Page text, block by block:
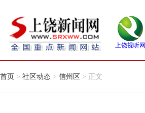
上饶视听网
首页 > 社区动态 > 信州区 > 正文